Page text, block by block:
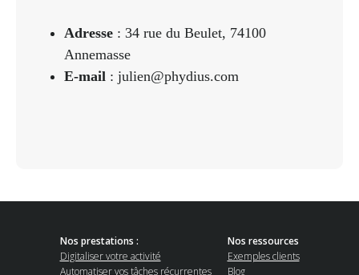
Adresse : 34 rue du Beulet, 74100
Annemasse
E-mail : julien@phydius.com
Nos prestations :
Digitaliser votre activité
Automatiser vos tâches récurrentes
Nos ressources
Exemples clients
Blog